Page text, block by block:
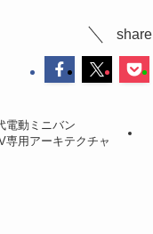
share
電動ミニバン
専用アーキテクチャ